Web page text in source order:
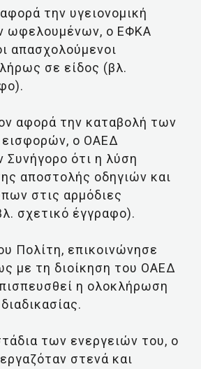
την υγειονομική
ωφελουμένων, ο ΕΦΚΑ
απασχολούμενοι
σε είδος (βλ.
αφορά την καταβολή των
ο ΟΑΕΔ
ότι η λύση
αποστολής οδηγιών και
στις αρμόδιες
σχετικό έγγραφο).
Πολίτη, επικοινώνησε
με τη διοίκηση του ΟΑΕΔ
η ολοκλήρωση
των ενεργειών του, ο
στενά και